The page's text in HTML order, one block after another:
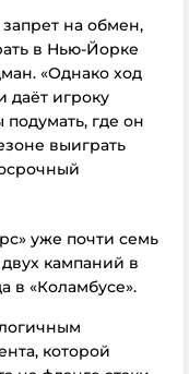
на обмен,
в Нью-Йорке
«Однако ход
даёт игроку
где он
выиграть
уже почти семь
кампаний в
в «Коламбусе».
которой